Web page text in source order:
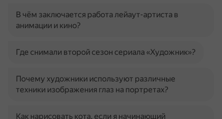
В чём заключается работа лейаут-артиста в
анимации и кино?
Где снимали второй сезон сериала «Художник»?
Почему художники используют различные
техники изображения глаз на портретах?
Как нарисовать кота, если я начинающий